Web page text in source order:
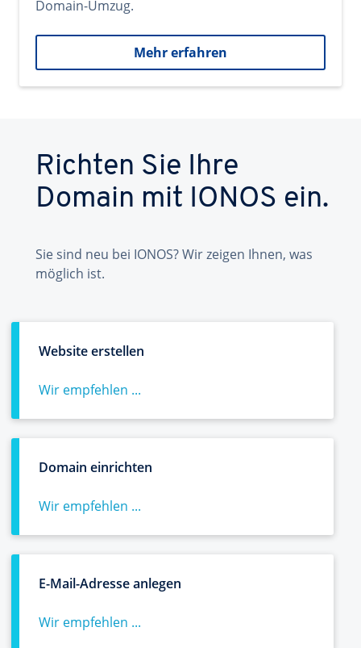
Domain-Umzug.
Mehr erfahren
Richten Sie Ihre
Domain mit IONOS ein.
Sie sind neu bei IONOS? Wir zeigen Ihnen, was
möglich ist.
Website erstellen
Wir empfehlen ...
Domain einrichten
Wir empfehlen ...
E-Mail-Adresse anlegen
Wir empfehlen ...